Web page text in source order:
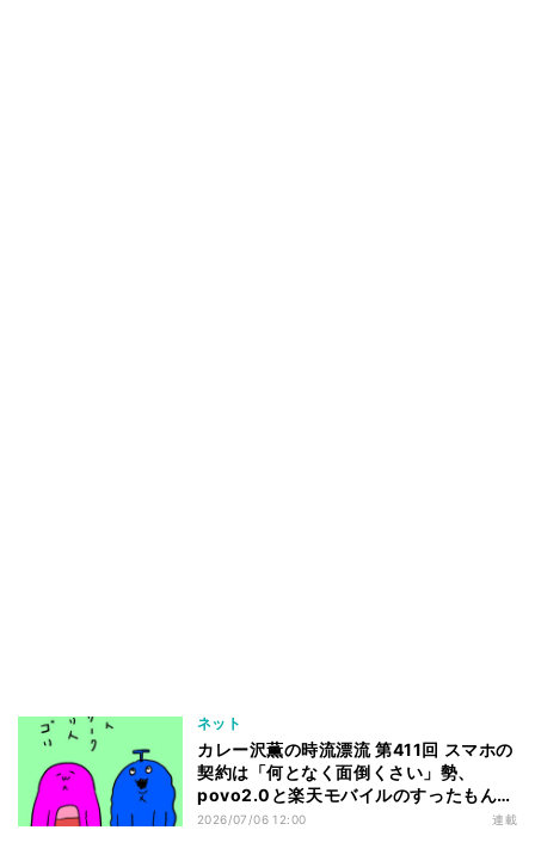
ネット
カレー沢薫の時流漂流 第411回 スマホの
契約は「何となく面倒くさい」勢、
povo2.0と楽天モバイルのすったもんだ
を眺める
2026/07/06 12:00 連載